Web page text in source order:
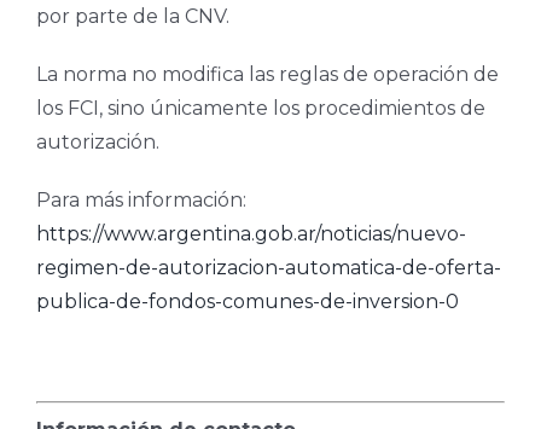
por parte de la CNV.
La norma no modifica las reglas de operación de
los FCI, sino únicamente los procedimientos de
autorización.
Para más información:
https://www.argentina.gob.ar/noticias/nuevo-
regimen-de-autorizacion-automatica-de-oferta-
publica-de-fondos-comunes-de-inversion-0